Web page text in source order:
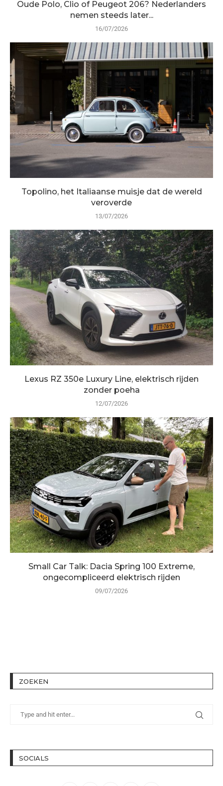
Oude Polo, Clio of Peugeot 206? Nederlanders
nemen steeds later...
16/07/2026
Topolino, het Italiaanse muisje dat de wereld
veroverde
13/07/2026
Lexus RZ 350e Luxury Line, elektrisch rijden
zonder poeha
12/07/2026
Small Car Talk: Dacia Spring 100 Extreme,
ongecompliceerd elektrisch rijden
09/07/2026
ZOEKEN
SOCIALS